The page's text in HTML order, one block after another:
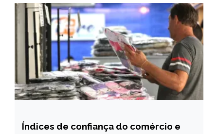
BRASIL
Índices de confiança do comércio e